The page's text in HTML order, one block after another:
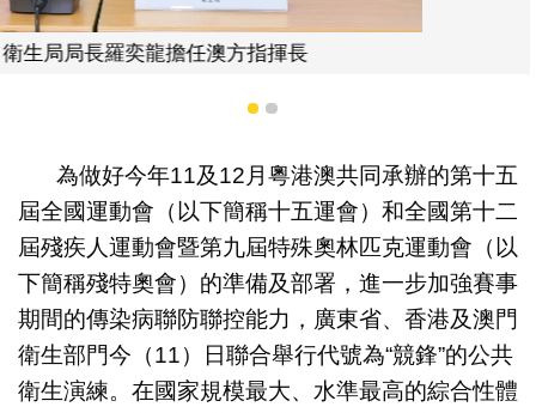
1 2
為做好今年11及12月粵港澳共同承辦的第十五
屆全國運動會（以下簡稱十五運會）和全國第十二
屆殘疾人運動會暨第九屆特殊奧林匹克運動會（以
下簡稱殘特奧會）的準備及部署，進一步加強賽事
期間的傳染病聯防聯控能力，廣東省、香港及澳門
衛生部門今（11）日聯合舉行代號為“競鋒”的公共
衛生演練。在國家規模最大、水準最高的綜合性體